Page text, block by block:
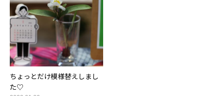
ちょっとだけ模様替えしまし
た♡